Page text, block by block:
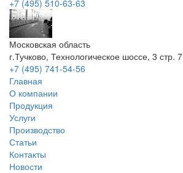
+7 (495) 510-63-63
Московская область
г.Тучково, Технологическое шоссе, 3 стр. 7
+7 (495) 741-54-56
Главная
О компании
Продукция
Услуги
Производство
Статьи
Контакты
Новости